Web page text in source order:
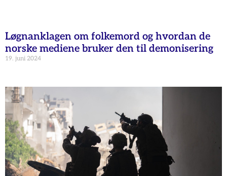
Løgnanklagen om folkemord og hvordan de
norske mediene bruker den til demonisering
19. juni 2024